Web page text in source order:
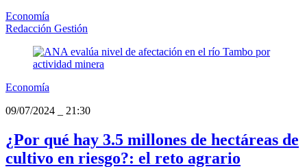
Economía
Redacción Gestión
Economía
09/07/2024
21:30
¿Por qué hay 3.5 millones de hectáreas de
cultivo en riesgo?: el reto agrario